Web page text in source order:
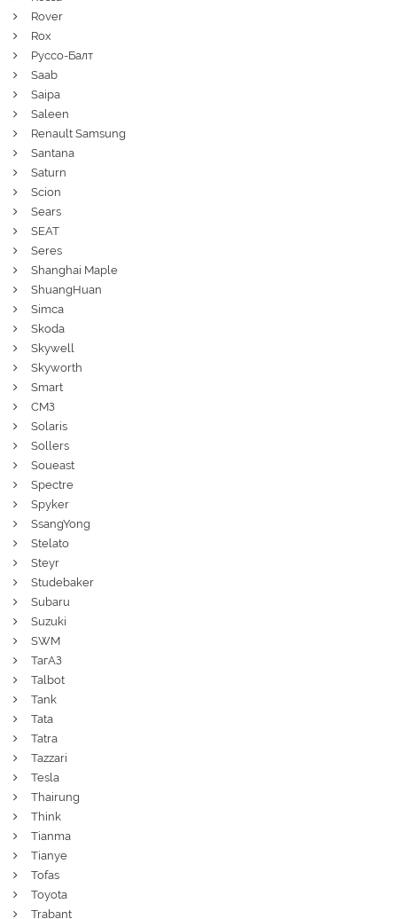
Rover
Rox
Руссо-Балт
Saab
Saipa
Saleen
Renault Samsung
Santana
Saturn
Scion
Sears
SEAT
Seres
Shanghai Maple
ShuangHuan
Simca
Skoda
Skywell
Skyworth
Smart
СМЗ
Solaris
Sollers
Soueast
Spectre
Spyker
SsangYong
Stelato
Steyr
Studebaker
Subaru
Suzuki
SWM
ТагАЗ
Talbot
Tank
Tata
Tatra
Tazzari
Tesla
Thairung
Think
Tianma
Tianye
Tofas
Toyota
Trabant